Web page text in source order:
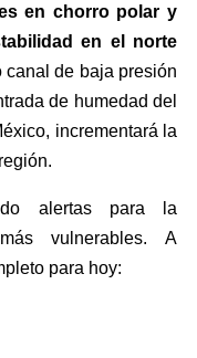
en chorro polar y
en el norte
canal de baja presión
de humedad del
incrementará la
alertas para la
vulnerables. A
para hoy: